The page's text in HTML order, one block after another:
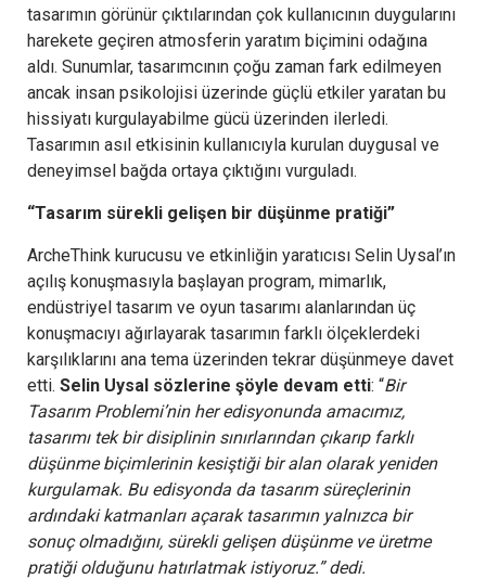
tasarımın görünür çıktılarından çok kullanıcının duygularını
harekete geçiren atmosferin yaratım biçimini odağına
aldı. Sunumlar, tasarımcının çoğu zaman fark edilmeyen
ancak insan psikolojisi üzerinde güçlü etkiler yaratan bu
hissiyatı kurgulayabilme gücü üzerinden ilerledi.
Tasarımın asıl etkisinin kullanıcıyla kurulan duygusal ve
deneyimsel bağda ortaya çıktığını vurguladı.
“Tasarım sürekli gelişen bir düşünme pratiği”
ArcheThink kurucusu ve etkinliğin yaratıcısı Selin Uysal’ın
açılış konuşmasıyla başlayan program, mimarlık,
endüstriyel tasarım ve oyun tasarımı alanlarından üç
konuşmacıyı ağırlayarak tasarımın farklı ölçeklerdeki
karşılıklarını ana tema üzerinden tekrar düşünmeye davet
etti. Selin Uysal sözlerine şöyle devam etti: “Bir
Tasarım Problemi’nin her edisyonunda amacımız,
tasarımı tek bir disiplinin sınırlarından çıkarıp farklı
düşünme biçimlerinin kesiştiği bir alan olarak yeniden
kurgulamak. Bu edisyonda da tasarım süreçlerinin
ardındaki katmanları açarak tasarımın yalnızca bir
sonuç olmadığını, sürekli gelişen düşünme ve üretme
pratiği olduğunu hatırlatmak istiyoruz.” dedi.